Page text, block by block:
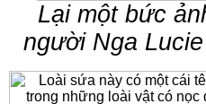
Lại một bức
người Nga